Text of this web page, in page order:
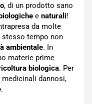
, di un prodotto sano
e naturali!
da molte
stesso tempo non
ambientale. In
materie prime
biologica. Per
dannosi,
.